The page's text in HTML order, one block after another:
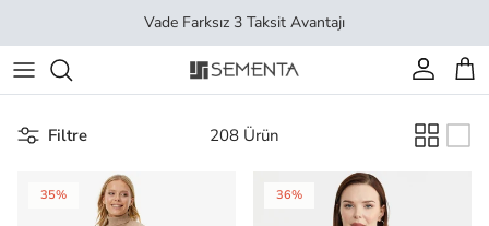
Vade Farksız 3 Taksit Avantajı
Hesap
Filtre 208 Ürün
35% 36%